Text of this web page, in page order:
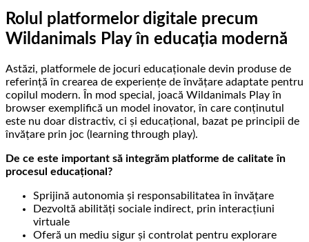
Rolul platformelor digitale precum
Wildanimals Play în educația modernă
Astăzi, platformele de jocuri educaționale devin produse de
referință în crearea de experiențe de învățare adaptate pentru
copilul modern. În mod special, joacă Wildanimals Play în
browser exemplifică un model inovator, în care conținutul
este nu doar distractiv, ci și educațional, bazat pe principii de
învățare prin joc (learning through play).
De ce este important să integrăm platforme de calitate în
procesul educațional?
Sprijină autonomia și responsabilitatea în învățare
Dezvoltă abilități sociale indirect, prin interacțiuni
virtuale
Oferă un mediu sigur și controlat pentru explorare